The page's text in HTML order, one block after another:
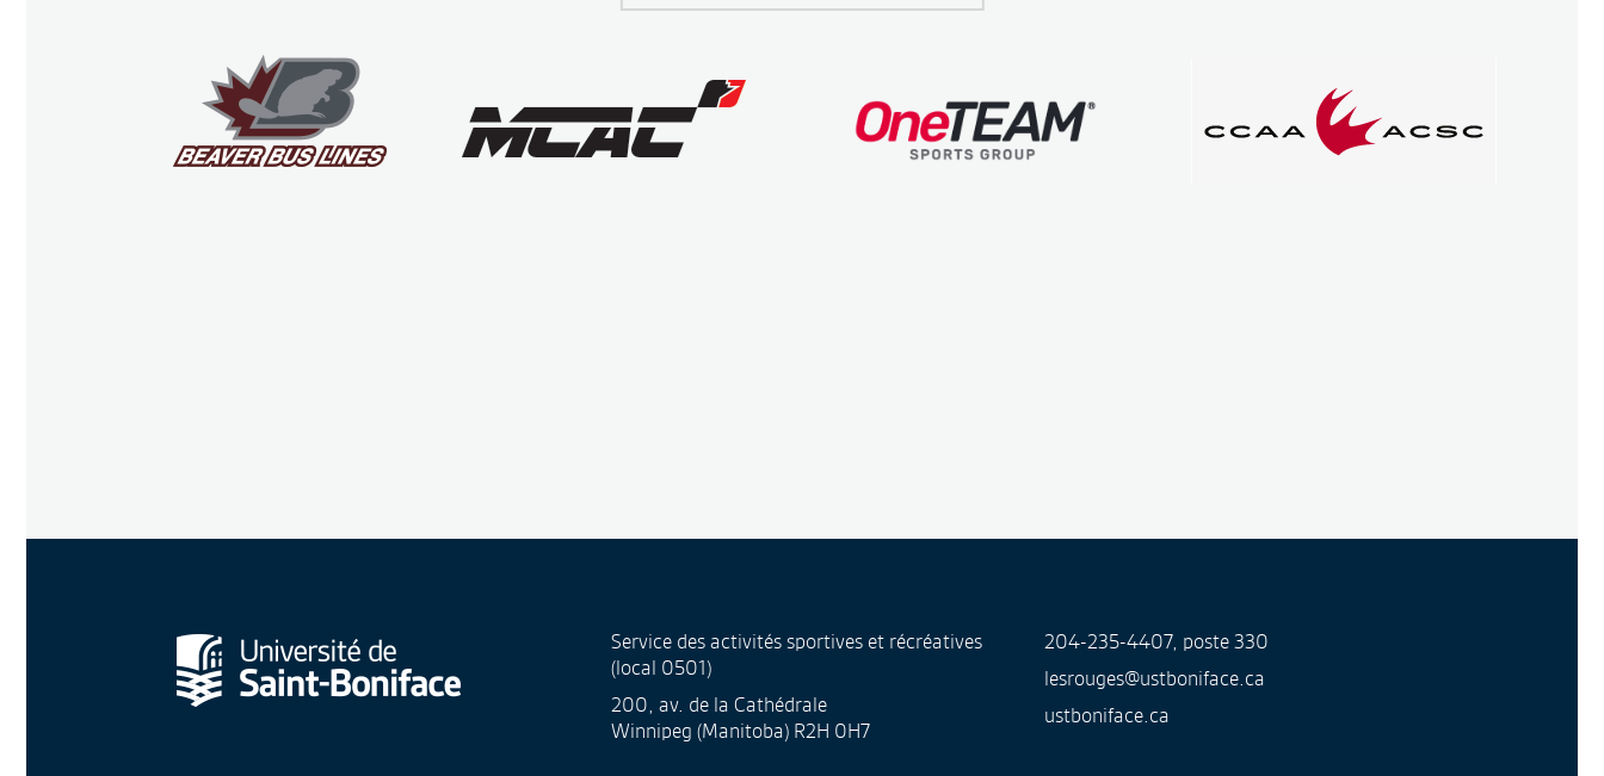
Service des activités sportives et récréatives
(local 0501)
200, av. de la Cathédrale
Winnipeg (Manitoba) R2H 0H7
204-235-4407, poste 330
lesrouges@ustboniface.ca
ustboniface.ca